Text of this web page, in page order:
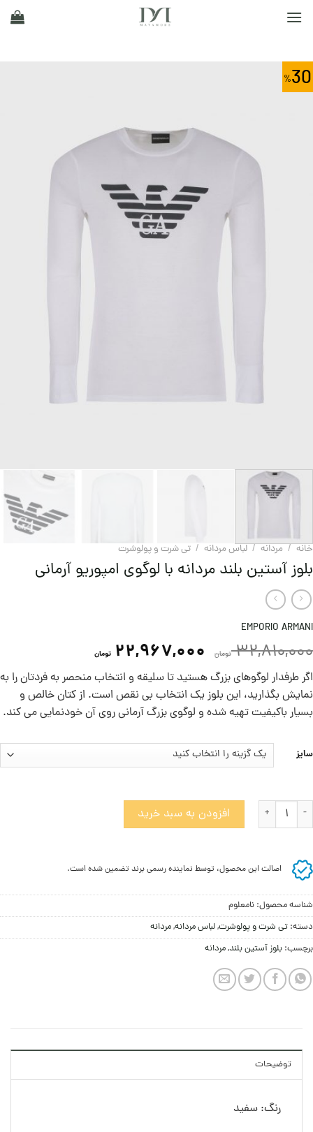
30
خانه / مردانه / لباس مردانه / تی شرت و پولوشرت
بلوز آستین بلند مردانه با لوگوی امپوریو آرمانی
EMPORIO ARMANI
32,810,000 تومان 22,967,000 تومان
اگر طرفدار لوگوهای بزرگ هستید تا سلیقه و انتخاب منحصر به فردتان را به
نمایش بگذارید، این بلوز یک انتخاب بی نقص است. از کتان خالص و
بسیار باکیفیت تهیه شده و لوگوی بزرگ آرمانی روی آن خودنمایی می کند.
سایز
بلوز آستین بلند مردانه با لوگوی امپوریو آرمانی عدد
افزودن به سبد خرید
اصالت این محصول، توسط نماینده رسمی برند تضمین شده است.
شناسه محصول: نامعلوم
دسته: تی شرت و پولوشرت,لباس مردانه,مردانه
برچسب: بلوز آستین بلند,مردانه
توضیحات
رنگ: سفید